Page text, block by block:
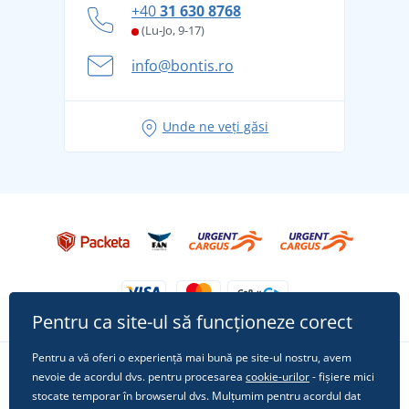
și în siguranță
Aventura de vară începe cu bagajul - pregătiți-vă
pentru vacanță fără griji
Tricoul preferat City în rol principal: ținute pentru
+4031 630 8768
(Lu-Jo, 9-17)
info@bontis.ro
Unde ne veți găsi
Urmărește-ne pe rețelele sociale
Pentru ca site-ul să funcționeze corect
Pentru a vă oferi o experiență mai bună pe site-ul nostru, avem
nevoie de acordul dvs. pentru procesarea cookie-urilor- fișiere mici
stocate temporar în browserul dvs. Mulțumim pentru acordul dat